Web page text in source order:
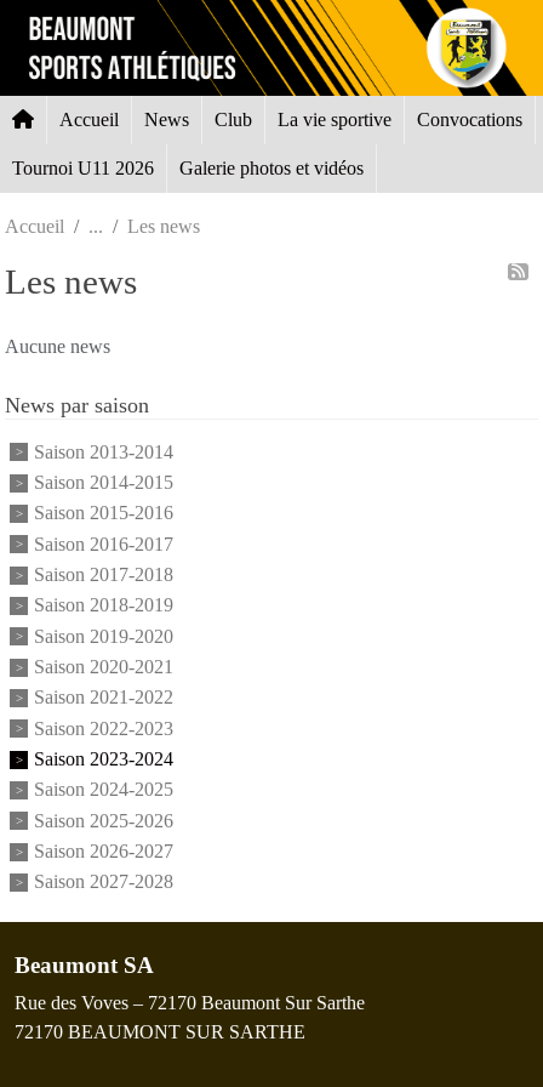
Accueil News Club La vie sportive Convocations
Tournoi U11 2026 Galerie photos et vidéos
Accueil Les news
Les news
Aucune news
News par saison
Saison 2013-2014
Saison 2014-2015
Saison 2015-2016
Saison 2016-2017
Saison 2017-2018
Saison 2018-2019
Saison 2019-2020
Saison 2020-2021
Saison 2021-2022
Saison 2022-2023
Saison 2023-2024
Saison 2024-2025
Saison 2025-2026
Saison 2026-2027
Saison 2027-2028
Beaumont SA
Rue des Voves – 72170 Beaumont Sur Sarthe
72170 BEAUMONT SUR SARTHE
Panneau de gestion des cookies